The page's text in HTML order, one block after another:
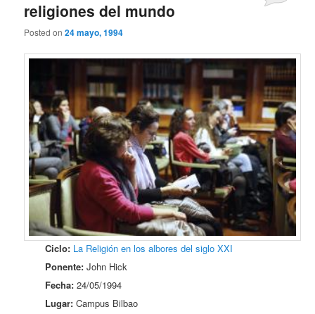
religiones del mundo
Posted on24 mayo, 1994
Ciclo: La Religión en los albores del siglo XXI
Ponente: John Hick
Fecha: 24/05/1994
Lugar: Campus Bilbao